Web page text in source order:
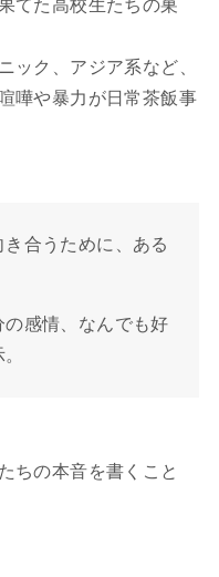
てた高校生たちの巣
ック、アジア系など、
嘩や暴力が日常茶飯事
合うために、ある
感情、なんでも好
ちの本音を書くこと